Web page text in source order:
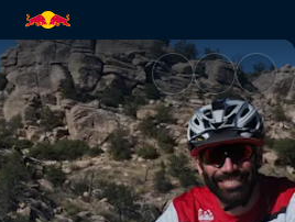
Emily Batty | Red